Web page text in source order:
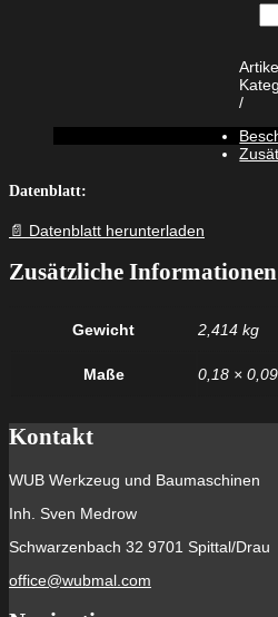
II
Datenblatt:
📄 Datenblatt herunterladen
Zusätzliche Informationen
Gewicht 2,414 kg
Maße 0,18 ×
Kontakt
WUB Werkzeug und Baumaschinen
Inh. Sven Medrow
Schwarzenbach 32 9701 Spittal/Drau
office@wubmal.com